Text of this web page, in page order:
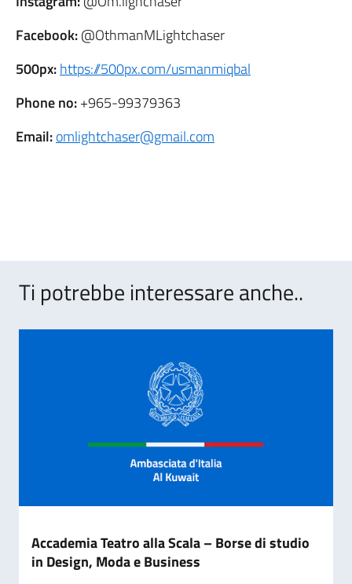
Facebook:@OthmanMLightchaser
500px:https://500px.com/usmanmiqbal
Phone no:+965-99379363
Email:omlightchaser@gmail.com
Ti potrebbe interessare anche..
Accademia Teatro alla Scala – Borse di studio
in Design, Moda e Business